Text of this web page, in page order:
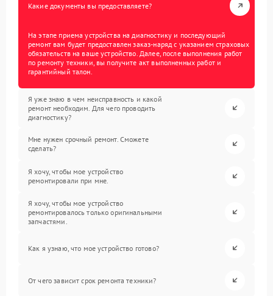
Какие документы вы предоставляете?
На этапе приема устройства на диагностику и последующий
ремонт вам будет предоставлен заказ-наряд с указанием страховых
обязательств на ваше устройство. Далее, после выполнения работ
по ремонту техники, вы получите акт выполненных работ и
гарантийный талон.
Я уже знаю в чем неисправность и какой
ремонт необходим. Для чего проводить
диагностику?
Мне нужен срочный ремонт. Сможете
сделать?
Я хочу, чтобы мое устройство
ремонтировали при мне.
Я хочу, чтобы мое устройство
ремонтировалось только оригинальными
запчастями.
Как я узнаю, что мое устройство готово?
От чего зависит срок ремонта техники?